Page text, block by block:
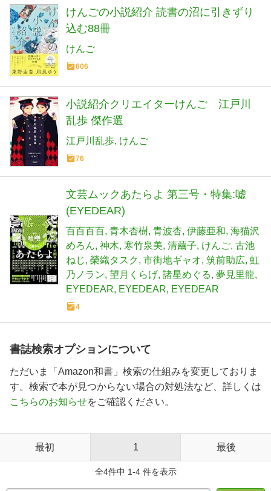
けんごの小説紹介 読書の沼に引きずり
込む88冊
けんご
606
小説紹介クリエイターけんご 江戸川
乱歩 傑作選
江戸川乱歩 けんご
76
文芸ムックあたらよ 第三号・特集:嘘
(EYEDEAR)
百百百百 青木杏樹 青波杏 伊藤亜和 海猫沢
めろん 神木 寒竹泉美 清繭子 けんご 古池
ねじ 榮織タスク 市街地ギャオ 筑前助広 虹
乃ノラン 望月くらげ 諸星めぐる 夢見里龍
EYEDEAR
EYEDEAR EYEDEAR
4
書誌検索オプションについて
ただいま「Amazon和書」検索の仕組みを変更しておりま
す。検索で本が見つからない場合の対処法など、詳しくは
こちらのお知らせをご確認ください。
最初 1 最後
全4件中 1-4 件を表示